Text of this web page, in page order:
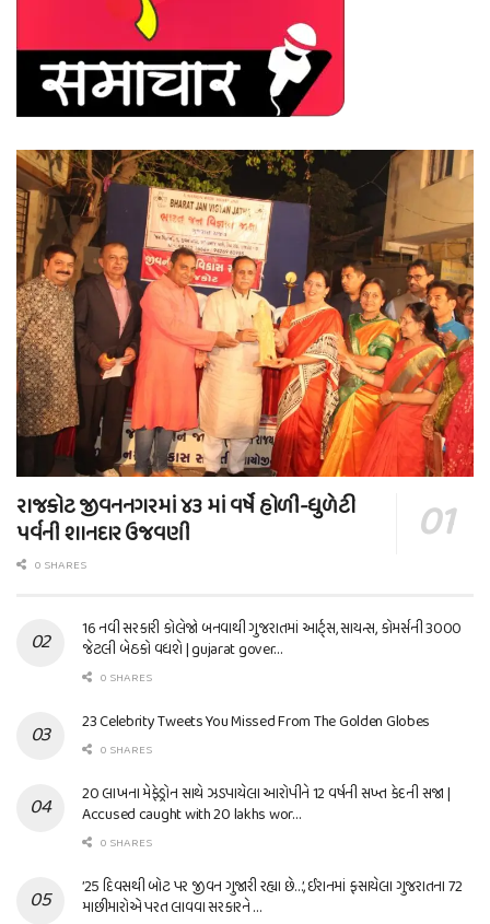
રાજકોટ જીવનનગરમાં ૪૩ માં વર્ષે હોળી-ધુળેટી
પર્વની શાનદાર ઉજવણી
0 SHARES
16 નવી સરકારી કોલેજો બનવાથી ગુજરાતમાં આર્ટ્સ, સાયન્સ, કોમર્સની 3000
જેટલી બેઠકો વધશે | gujarat gover…
0 SHARES
23 Celebrity Tweets You Missed From The Golden Globes
0 SHARES
20 લાખના મેફેડ્રોન સાથે ઝડપાયેલા આરોપીને 12 વર્ષની સખ્ત કેદની સજા |
Accused caught with 20 lakhs wor…
0 SHARES
’25 દિવસથી બોટ પર જીવન ગુજારી રહ્યા છે…’, ઈરાનમાં ફસાયેલા ગુજરાતના 72
માછીમારોએ પરત લાવવા સરકારને …